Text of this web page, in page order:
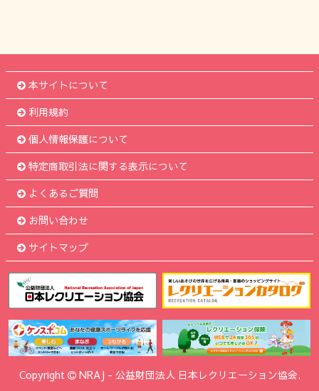
本サイトについて
利用規約
個人情報保護について
特定商取引法に関する表示について
よくあるご質問
お問い合わせ
サイトマップ
Copyright NRAJ - 公益財団法人 日本レクリエーション協会.